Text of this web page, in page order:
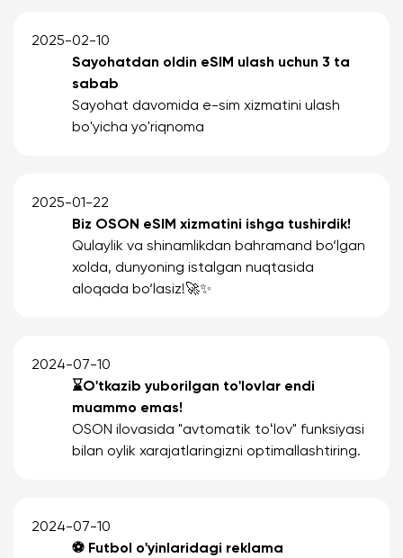
2025-02-10
Sayohatdan oldin eSIM ulash uchun 3 ta
sabab
Sayohat davomida e-sim xizmatini ulash
bo'yicha yo'riqnoma
2025-01-22
Biz OSON eSIM xizmatini ishga tushirdik!
Qulaylik va shinamlikdan bahramand bo‘lgan
xolda, dunyoning istalgan nuqtasida
aloqada bo‘lasiz!🚀✨
2024-07-10
⌛️O'tkazib yuborilgan to'lovlar endi
muammo emas!
OSON ilovasida "avtomatik toʻlov" funksiyasi
bilan oylik xarajatlaringizni optimallashtiring.
2024-07-10
⚽️ Futbol o'yinlaridagi reklama